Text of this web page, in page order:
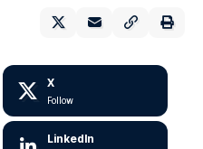
X
Follow
LinkedIn